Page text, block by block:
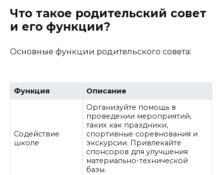
Что такое родительский совет
и его функции?
Основные функции родительского совета:
Функция Описание
Содействие
школе
Организуйте помощь в
проведении мероприятий,
таких как праздники,
спортивные соревнования и
экскурсии. Привлекайте
спонсоров для улучшения
материально-технической
базы.